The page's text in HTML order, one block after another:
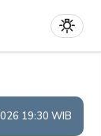
19:30 WIB